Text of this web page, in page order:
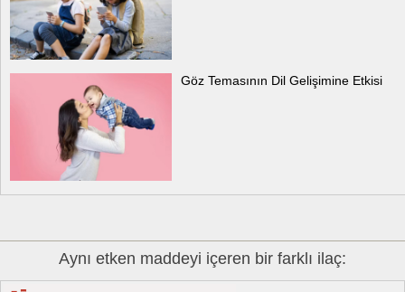
Göz Temasının Dil Gelişimine Etkisi
Aynı etken maddeyi içeren bir farklı ilaç: